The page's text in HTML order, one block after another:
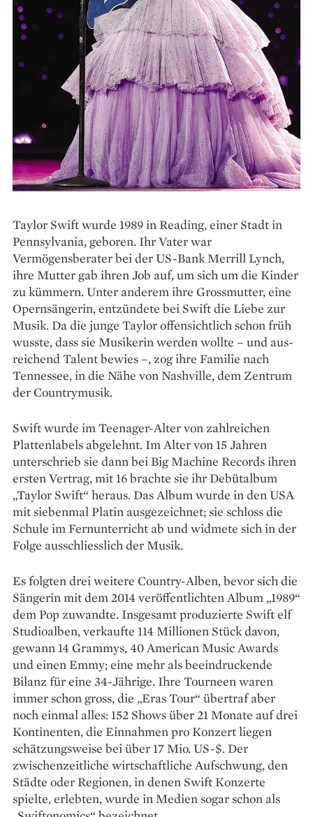
Taylor Swift wurde 1989 in Reading, einer Stadt in
Pennsylvania, geboren. Ihr Vater war
Vermögensberater bei der US-Bank Merrill Lynch,
ihre Mutter gab ihren Job auf, um sich um die Kinder
zu kümmern. Unter anderem ihre Grossmutter, eine
Opernsängerin, entzündete bei Swift die Liebe zur
Musik. Da die junge Taylor offensichtlich schon früh
wusste, dass sie Musikerin werden wollte – und aus­
reichend Talent bewies –, zog ihre Familie nach
Tennessee, in die Nähe von Nashville, dem Zen­trum
der Countrymusik.
Swift wurde im Teenager-Alter von zahl­reichen
Plattenlabels abgelehnt. Im Alter von 15 Jahren
unterschrieb sie dann bei Big Machine Records ihren
ersten Vertrag, mit 16 brachte sie ihr Debütalbum
„Taylor Swift“ heraus. Das Album wurde in den USA
mit siebenmal Platin ausgezeichnet; sie schloss die
Schule im Fern­unterricht ab und widmete sich in der
Folge ausschliesslich der Musik.
Es folgten drei weitere Country-Alben, bevor sich die
Sängerin mit dem 2014 veröffentlichten Album „1989“
dem Pop zuwandte. Insgesamt produzierte Swift elf
Studioalben, verkaufte 114 Millionen Stück davon,
gewann 14 Grammys, 40 American Music Awards
und einen Emmy; eine mehr als beeindruckende
Bilanz für eine 34-Jährige. Ihre Tourneen waren
immer schon gross, die „Eras Tour“ übertraf aber
noch einmal alles: 152 Shows über 21 Monate auf drei
Kontinenten, die Einnahmen pro Konzert liegen
schätzungsweise bei über 17 Mio. US-$. Der
zwischenzeit­liche wirtschaft­liche Aufschwung, den
Städte oder Regionen, in denen Swift Konzerte
spielte, erlebten, wurde in Medien sogar schon als